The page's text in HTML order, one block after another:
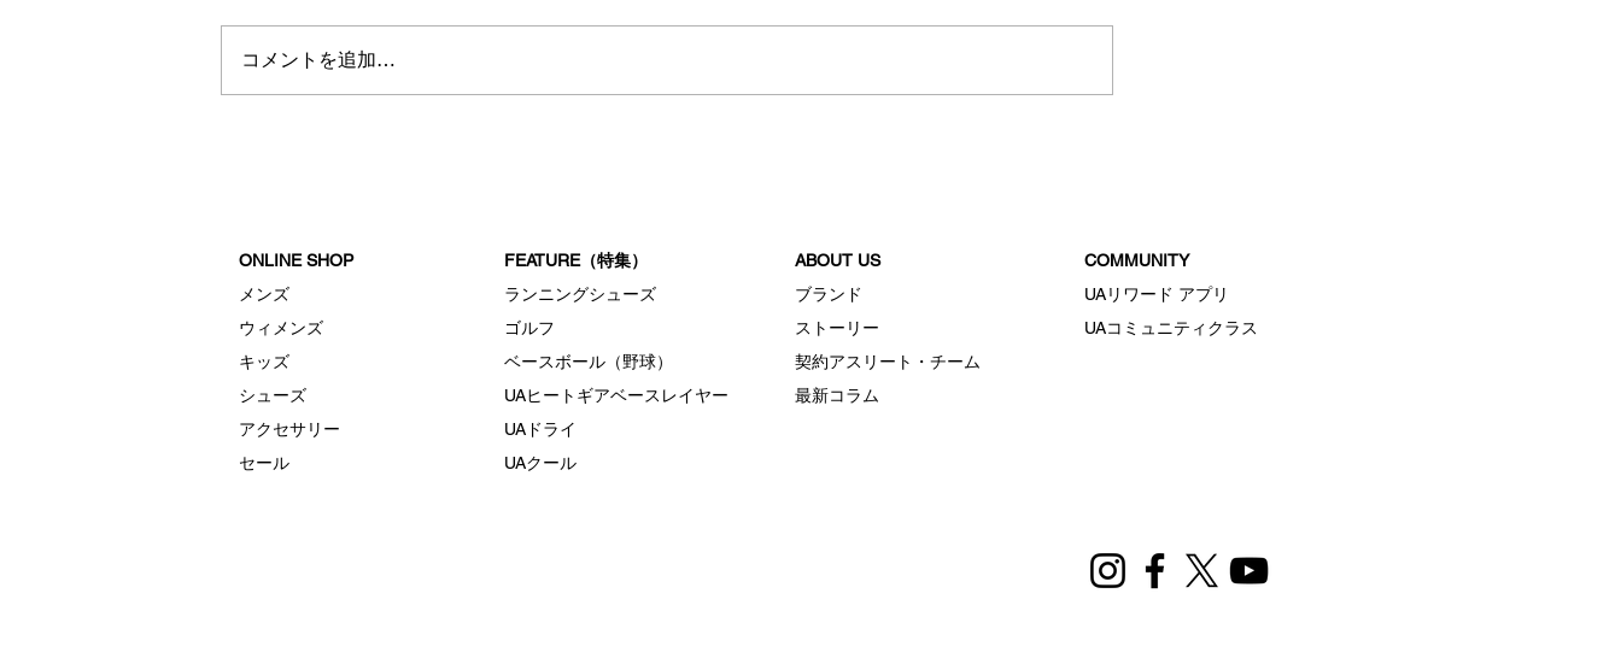
コメントを追加…
ONLINE SHOP
メンズ
ウィメンズ
キッズ
シューズ
アクセサリー
セール
FEATURE（特集）
ランニングシューズ
ゴルフ
ベースボール（野球）
UAヒートギアベースレイヤー
UAドライ
UAクール
ABOUT US
ブランド
ストーリー
契約アスリート・チーム
最新コラム
COMMUNITY
UAリワード アプリ
UAコミュニティクラス